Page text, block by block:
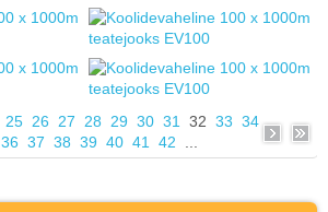
25 26 27 28 29 30 31 32 33 34
36 37 38 39 40 41 42